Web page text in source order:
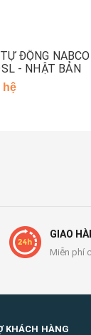
ĐỘNG NABCO
- NHẬT BẢN
hệ
GIAO
Miễn phí
KHÁCH HÀNG